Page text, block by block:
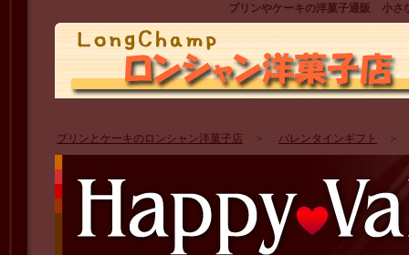
プリンやケーキの洋菓子通販 小さ
プリンとケーキのロンシャン洋菓子店 ＞ バレンタインギフト ＞